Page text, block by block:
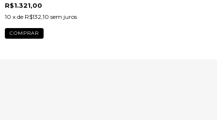
R$1.321,00
10 x de R$132,10 sem juros